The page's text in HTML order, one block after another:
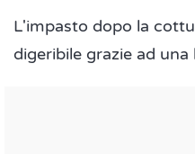
L'impasto dopo la
digeribile grazie ad